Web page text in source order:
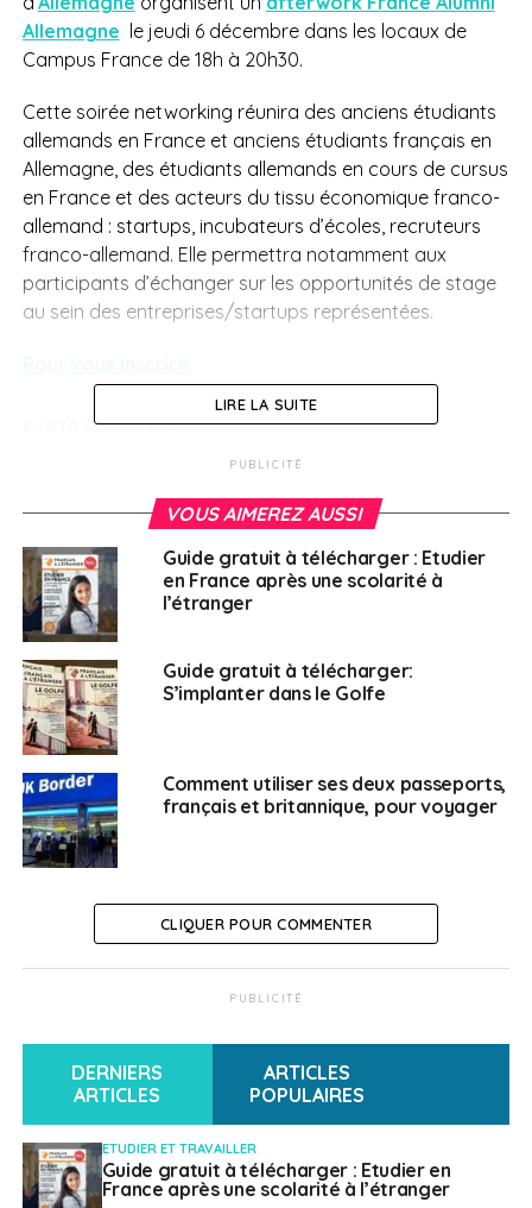
Allemagne le jeudi 6 décembre dans les locaux de
Campus France de 18h à 20h30.
Cette soirée networking réunira des anciens étudiants
allemands en France et anciens étudiants français en
Allemagne, des étudiants allemands en cours de cursus
en France et des acteurs du tissu économique franco-
allemand : startups, incubateurs d’écoles, recruteurs
franco-allemand. Elle permettra notamment aux
participants d’échanger sur les opportunités de stage
au sein des entreprises/startups représentées.
SUJETS ASSOCIÉS: FEATURED
Trouver un emploi en Italie : Eures en ligne
Le Forum économique France-Roumanie se
tiendra le 6 décembre à Bercy
Français à l'étranger
LIRE LA SUITE
PUBLICITÉ
VOUS AIMEREZ AUSSI
Guide gratuit à télécharger : Etudier
en France après une scolarité à
l’étranger
Guide gratuit à télécharger:
S’implanter dans le Golfe
Comment utiliser ses deux passeports,
français et britannique, pour voyager
CLIQUER POUR COMMENTER
PUBLICITÉ
DERNIERS
ARTICLES
ARTICLES
POPULAIRES
ETUDIER ET TRAVAILLER
Guide gratuit à télécharger : Etudier en
France après une scolarité à l’étranger